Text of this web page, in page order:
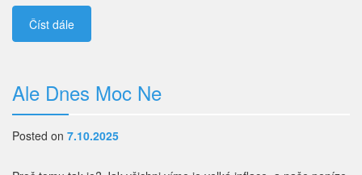
Číst dále
Ale Dnes Moc Ne
Posted on 7.10.2025